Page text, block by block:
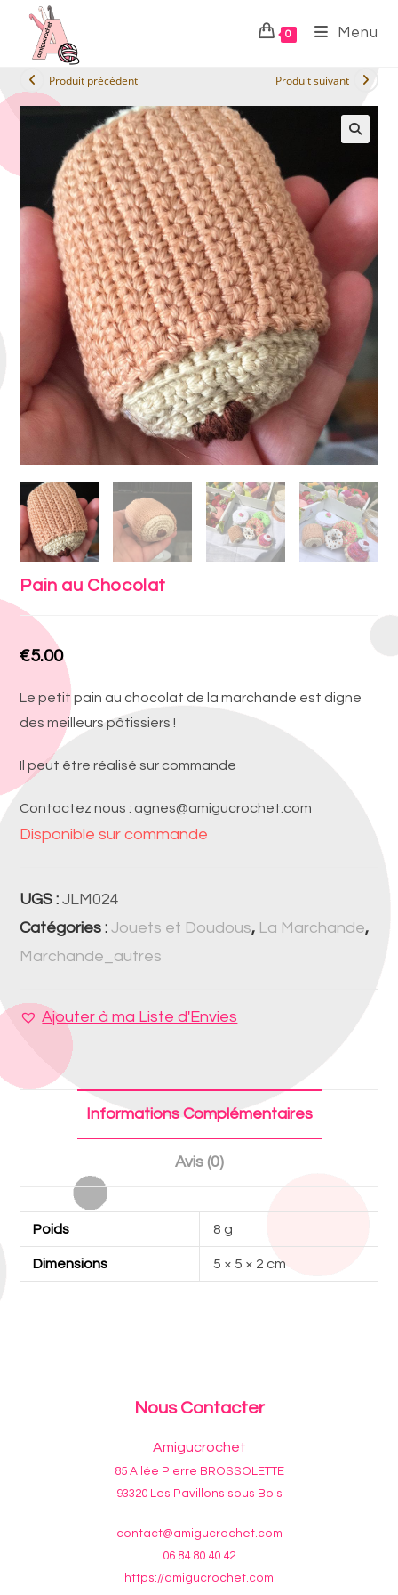
0 Menu
Produit précédent Produit suivant
Pain au Chocolat
€5.00
Le petit pain au chocolat de la marchande est digne
des meilleurs pâtissiers !
Il peut être réalisé sur commande
Contactez nous : agnes@amigucrochet.com
Disponible sur commande
UGS :JLM024
Catégories :Jouets et Doudous, La Marchande,
Marchande_autres
Ajouter à ma Liste d'Envies
Informations Complémentaires
Avis (0)
Poids 8 g
Dimensions 5 × 5 × 2 cm
Nous Contacter
Amigucrochet
85 Allée Pierre BROSSOLETTE
93320 Les Pavillons sous Bois
contact@amigucrochet.com
06.84.80.40.42
https://amigucrochet.com